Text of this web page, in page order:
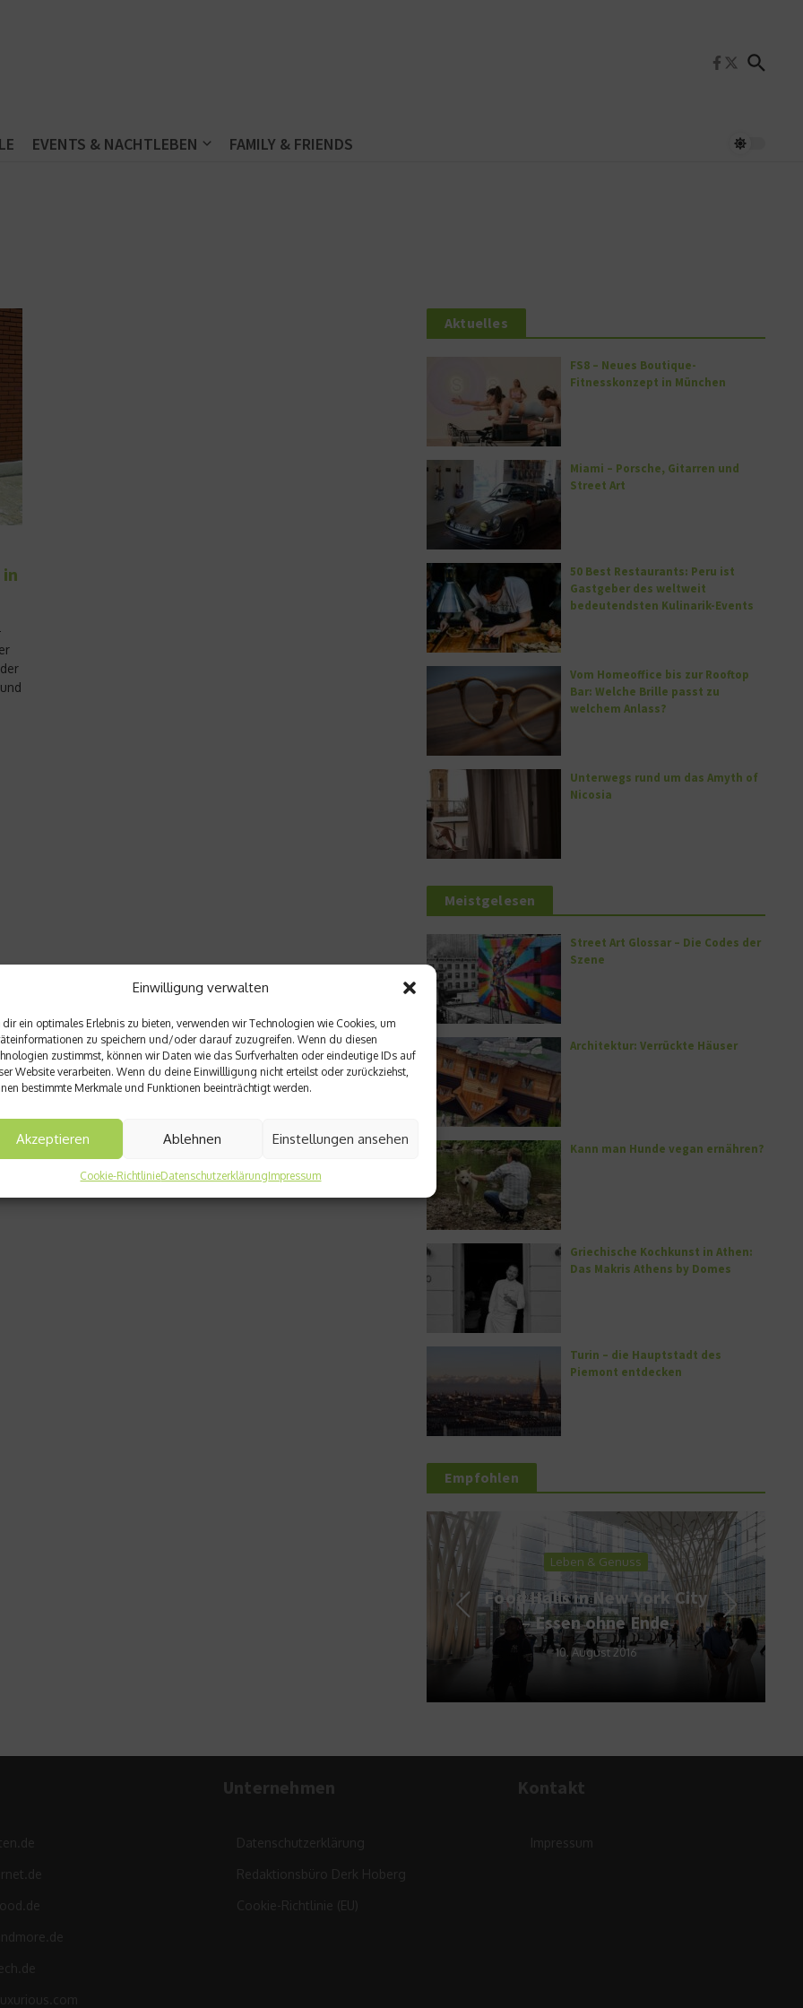
Einwilligung verwalten
dir ein optimales Erlebnis zu bieten, verwenden wir Technologien wie Cookies, um
zu speichern und/oder darauf zuzugreifen. Wenn du diesen
zustimmst, können wir Daten wie das Surfverhalten oder eindeutige IDs auf
Website verarbeiten. Wenn du deine Einwillligung nicht erteilst oder zurückziehst,
bestimmte Merkmale und Funktionen beeinträchtigt werden.
Akzeptieren Ablehnen Einstellungen ansehen
Cookie-RichtlinieDatenschutzerklärungImpressum
EVENTS & NACHTLEBEN FAMILY & FRIENDS
Aktuelles
FS8 – Neues Boutique-
Fitnesskonzept in München
Miami – Porsche, Gitarren und
Street Art
50 Best Restaurants: Peru ist
Gastgeber des weltweit
bedeutendsten Kulinarik-Events
Vom Homeoffice bis zur Rooftop
Bar: Welche Brille passt zu
welchem Anlass?
Unterwegs rund um das Amyth of
Nicosia
Meistgelesen
Street Art Glossar – Die Codes der
Szene
Architektur: Verrückte Häuser
Kann man Hunde vegan ernähren?
Griechische Kochkunst in Athen:
Das Makris Athens by Domes
Turin – die Hauptstadt des
Piemont entdecken
Empfohlen
Leben & Genuss
Food Halls in New York City
– Essen ohne Ende
10. August 2016
Unternehmen
Datenschutzerklärung
Redaktionsbüro Derk Hoberg
Cookie-Richtlinie (EU)
Kontakt
Impressum